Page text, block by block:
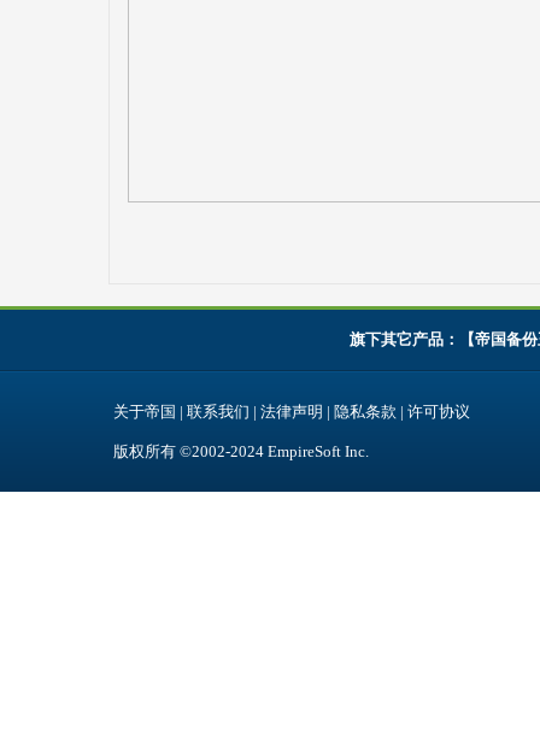
旗下其它产品：【帝国备份
关于帝国 | 联系我们 | 法律声明 | 隐私条款 | 许可协议
版权所有 ©2002-2024 EmpireSoft Inc.